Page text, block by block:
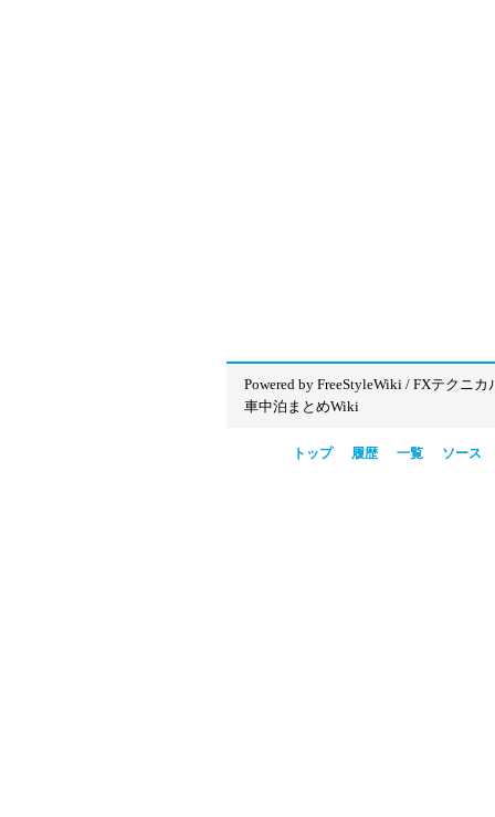
Powered by FreeStyleWiki / FXテクニカ
車中泊まとめWiki
トップ 履歴 一覧 ソース